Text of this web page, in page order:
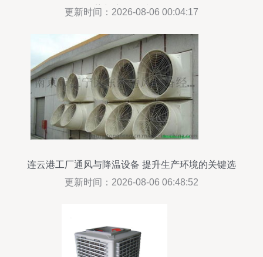
势与应用领域解析
更新时间：2026-08-06 00:04:17
连云港工厂通风与降温设备 提升生产环境的关键选
择
更新时间：2026-08-06 06:48:52